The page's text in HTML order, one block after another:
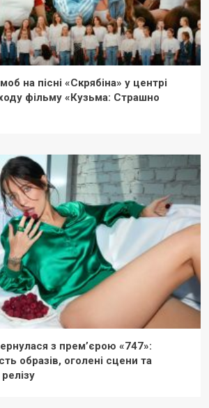
на пісні «Скрябіна» у центрі
фільму «Кузьма: Страшно
з прем’єрою «747»:
образів, оголені сцени та